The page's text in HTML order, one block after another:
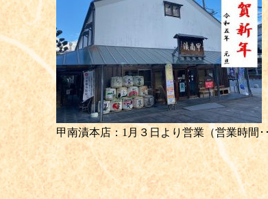
甲南漬本店：1月３日より営業（営業時間